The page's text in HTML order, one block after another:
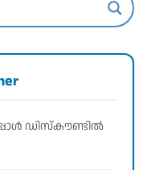
ഡിസ്കൗണ്ടിൽ